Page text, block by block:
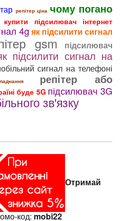
репітер ціна чому погано
купити підсилювач інтернет
4g як підсилити сигнал
gsm
підсилювач
підсилити сигнал на
сигнал на телефоні
репітер або
буде 5G підсилювач 3G
зв'язку
Отримай
код: mobi22